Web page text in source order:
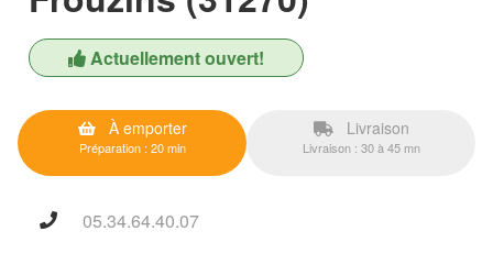
Actuellement ouvert!
À emporter
Préparation : 20 min
Livraison
Livraison : 30 à 45 mn
05.34.64.40.07